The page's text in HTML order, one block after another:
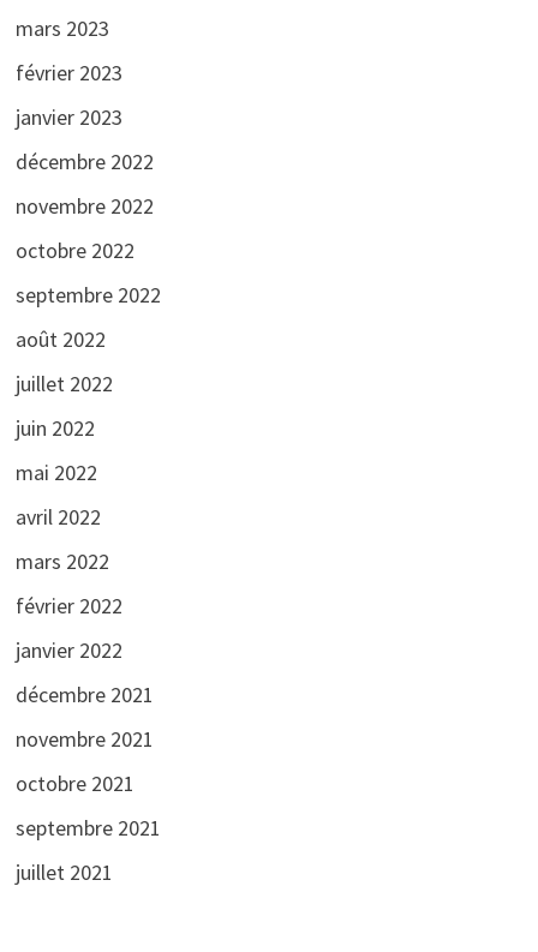
mars 2023
février 2023
janvier 2023
décembre 2022
novembre 2022
octobre 2022
septembre 2022
août 2022
juillet 2022
juin 2022
mai 2022
avril 2022
mars 2022
février 2022
janvier 2022
décembre 2021
novembre 2021
octobre 2021
septembre 2021
juillet 2021